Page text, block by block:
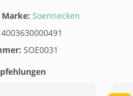
Soennecken
4003630000491
SOE0031